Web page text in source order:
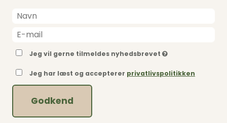
Jeg vil gerne tilmeldes nyhedsbrevet
Jeg har læst og accepterer privatlivspolitikken
Godkend